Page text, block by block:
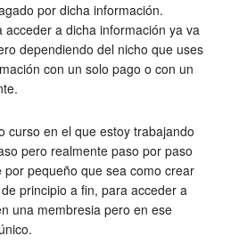
por dicha información.
acceder a dicha información ya va
dependiendo del nicho que uses
con un solo pago o con un
curso en el que estoy trabajando
pero realmente paso por paso
pequeño que sea como crear
principio a fin, para acceder a
una membresia pero en ese